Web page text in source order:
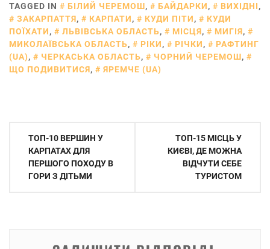
TAGGED IN
БІЛИЙ ЧЕРЕМОШ, БАЙДАРКИ, ВИХІДНІ,
ЗАКАРПАТТЯ, КАРПАТИ, КУДИ ПІТИ,
КУДИ
ПОЇХАТИ, ЛЬВІВСЬКА ОБЛАСТЬ, МІСЦЯ, МИГІЯ,
МИКОЛАЇВСЬКА ОБЛАСТЬ, РІКИ, РІЧКИ,
РАФТИНГ
(UA), ЧЕРКАСЬКА ОБЛАСТЬ, ЧОРНИЙ ЧЕРЕМОШ,
ЩО ПОДИВИТИСЯ, ЯРЕМЧЕ (UA)
Навігація
записів
ТОП-10 ВЕРШИН У
КАРПАТАХ ДЛЯ
ПЕРШОГО ПОХОДУ В
ГОРИ З ДІТЬМИ
ТОП-15 МІСЦЬ У
КИЄВІ, ДЕ МОЖНА
ВІДЧУТИ СЕБЕ
ТУРИСТОМ